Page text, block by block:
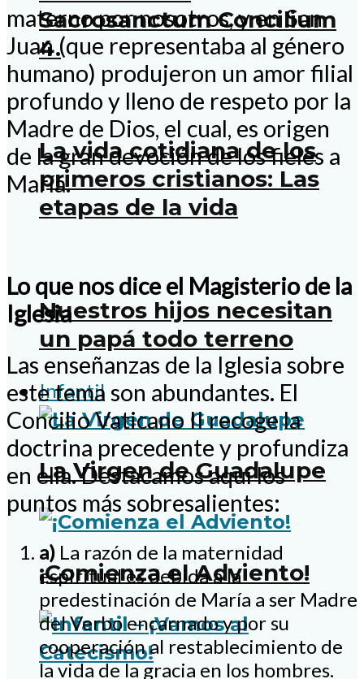
Sacrosanctum Concilium
4.
La vida cotidiana de los
primeros cristianos: Las
etapas de la vida
Nuestros hijos necesitan
un papá todo terreno
Infantil
La Virgen de Guadalupe
¡Comienza el Adviento!
materno por nosotros, y en San
Juan (que representaba al género
humano) produjeron un amor filial
profundo y lleno de respeto por la
Madre de Dios, el cual, es origen
de la gran devoción de los fieles a
María.
Lo que nos dice el Magisterio de la
Iglesia
Las enseñanzas de la Iglesia sobre
este tema son abundantes. El
Concilio Vaticano II recoge la
doctrina precedente y profundiza
en ella. Destacamos aquí los
puntos más sobresalientes:
a) La razón de la maternidad
espiritual es debida a la
predestinación de María a ser Madre
del Verbo encarnado y por su
cooperación al restablecimiento de
la vida de la gracia en los hombres.